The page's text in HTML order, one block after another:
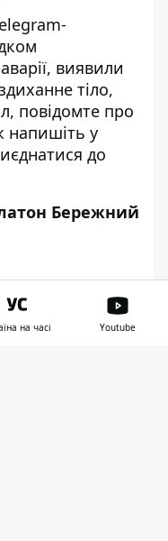
виявили
тіло,
повідомте про
напишіть у
до
Бережний
😆на часі Youtube